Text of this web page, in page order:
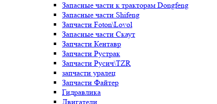
Запасные части к тракторам Dongfeng
Запасные части Shifeng
Запчасти Foton\Lovol
Запасные части Скаут
Запчасти Кентавр
Запчасти Рустрак
Запчасти Русич\TZR
запчасти уралец
Запчасти Файтер
Гидравлика
Двигатели